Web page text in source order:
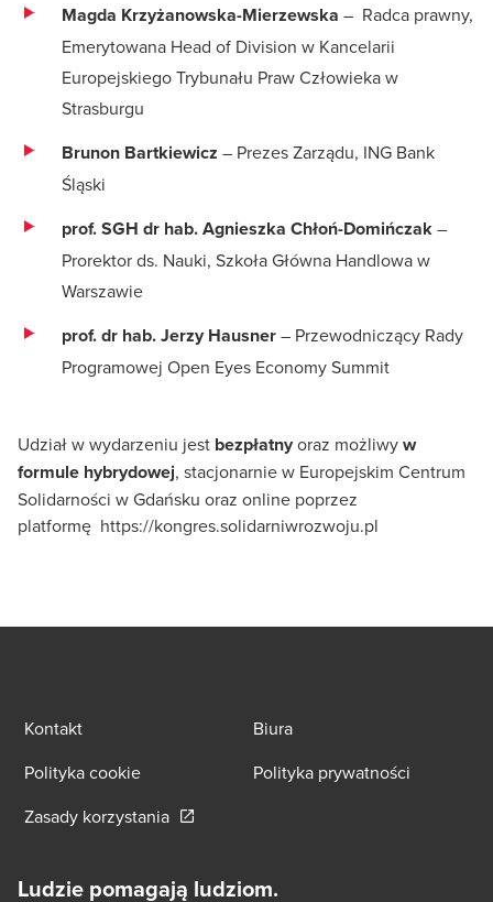
Magda Krzyżanowska-Mierzewska – Radca prawny,
Emerytowana Head of Division w Kancelarii
Europejskiego Trybunału Praw Człowieka w
Strasburgu
Brunon Bartkiewicz – Prezes Zarządu, ING Bank
Śląski
prof. SGH dr hab. Agnieszka Chłoń-Domińczak–
Prorektor ds. Nauki, Szkoła Główna Handlowa w
Warszawie
prof. dr hab.Jerzy Hausner– Przewodniczący Rady
Programowej Open Eyes Economy Summit
Udział w wydarzeniu jest bezpłatnyoraz możliwyw
formule hybrydowej, stacjonarnie w Europejskim Centrum
Solidarności w Gdańsku oraz online poprzez
platformę https://kongres.solidarniwrozwoju.pl
Kontakt
Biura
Polityka cookie
Polityka prywatności
Zasady korzystaniaOpens in a new window/tab
Ludzie pomagają ludziom.